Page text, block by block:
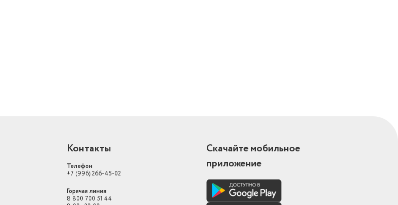
Контакты
Телефон
+7 (996) 266-45-02
Горячая линия
8 800 700 51 44
Скачайте мобильное
приложение